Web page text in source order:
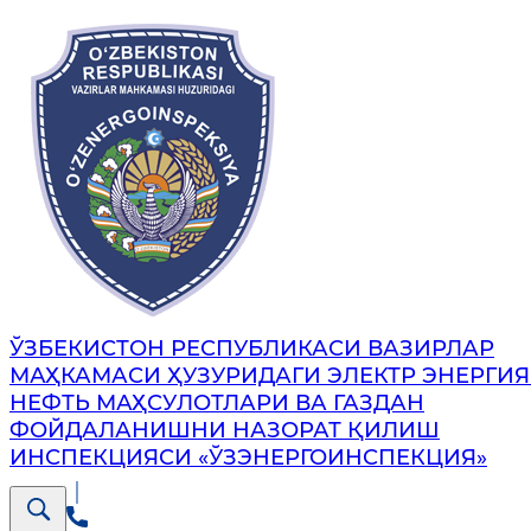
ЎЗБЕКИСТОН РЕСПУБЛИКАСИ ВАЗИРЛАР
МАҲКАМАСИ ҲУЗУРИДАГИ ЭЛЕКТР
НЕФТЬ МАҲСУЛОТЛАРИ ВА ГАЗДАН
ФОЙДАЛАНИШНИ НАЗОРАТ ҚИЛИШ
ИНСПЕКЦИЯСИ «ЎЗЭНЕРГОИНСПЕКЦИЯ»